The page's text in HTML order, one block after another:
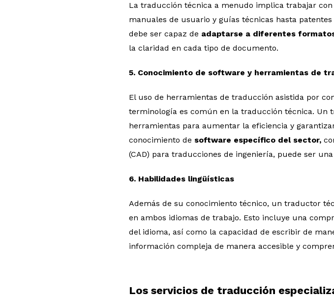
La traducción técnica a menudo implica trabajar
manuales de usuario y guías técnicas hasta
debe ser capaz de adaptarse a diferentes
la claridad en cada tipo de documento.
5. Conocimiento de software y herramientas de
El uso de herramientas de traducción asistida por
terminología es común en la traducción técnica. Un
herramientas para aumentar la eficiencia y
conocimiento de software específico del sector,
(CAD) para traducciones de ingeniería, puede ser
6. Habilidades lingüísticas
Además de su conocimiento técnico, un traductor
en ambos idiomas de trabajo. Esto incluye una
del idioma, así como la capacidad de escribir de
información compleja de manera accesible y
Los servicios de traducción